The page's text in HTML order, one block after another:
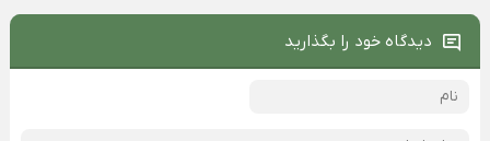
دیدگاه خود را بگذارید